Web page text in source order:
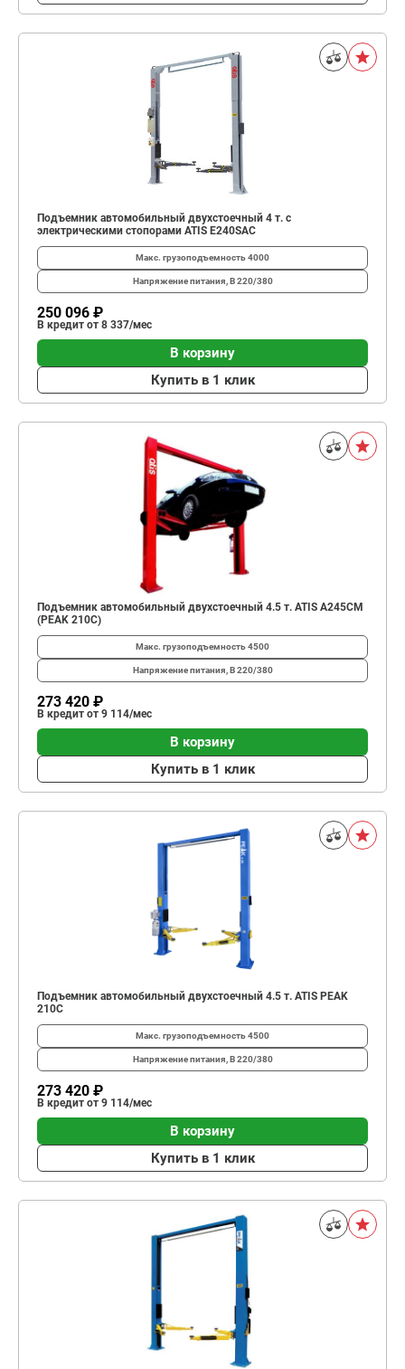
Подъемник автомобильный двухстоечный 4 т. с
электрическими стопорами ATIS E240SAC
Макс. грузоподъемность4000
Напряжение питания, В220/380
250 096 ₽
В кредит от 8 337/мес
В корзину
Купить в 1 клик
Подъемник автомобильный двухстоечный 4.5 т. ATIS A245CM
(PEAK 210C)
Макс. грузоподъемность4500
Напряжение питания, В220/380
273 420 ₽
В кредит от 9 114/мес
В корзину
Купить в 1 клик
Подъемник автомобильный двухстоечный 4.5 т. ATIS PEAK
210C
Макс. грузоподъемность4500
Напряжение питания, В220/380
273 420 ₽
В кредит от 9 114/мес
В корзину
Купить в 1 клик